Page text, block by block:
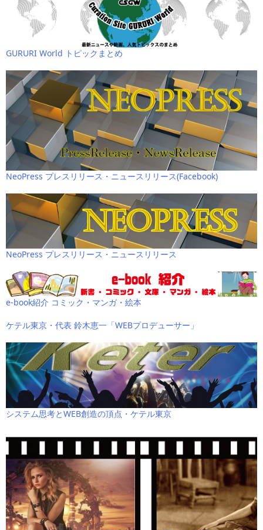
GURURI World トピックまとめ
NeoPress プレスリリース・ニュースリリース(Facebook)
NeoPress プレスリリース・ニュースリリース
e-book紹介 コミック・マンガ・絵本
ケテル東京・代表 鈴木恵一「WEBプロデューサー」
システム思考とWEB創造の頂点・ケテル東京